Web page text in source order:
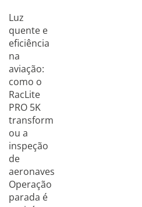
Luz
quente e
eficiência
na
aviação:
como o
RacLite
PRO 5K
transform
ou a
inspeção
de
aeronaves
Operação
parada é